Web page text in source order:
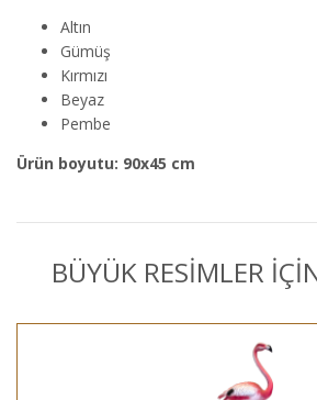
Altın
Gümüş
Kırmızı
Beyaz
Pembe
Ürün boyutu: 90x45 cm
BÜYÜK RESİMLER